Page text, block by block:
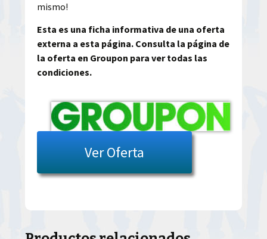
mismo!
Esta es una ficha informativa de una oferta
externa a esta página. Consulta la página de
la oferta en Groupon para ver todas las
condiciones.
Ver Oferta